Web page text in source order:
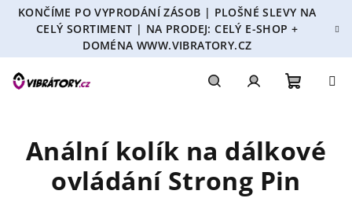
PřejítKONČÍME PO VYPRODÁNÍ ZÁSOB | PLOŠNÉ SLEVY NA
CELÝ SORTIMENT | NA PRODEJ: CELÝ E-SHOP +
DOMÉNA WWW.VIBRATORY.CZ
košík
Anální kolík na dálkové
ovládání Strong Pin